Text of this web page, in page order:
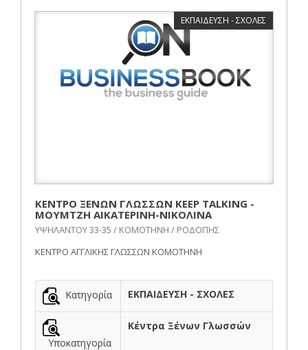
ΕΚΠΑΙΔΕΥΣΗ - ΣΧΟΛΕΣ
ΚΕΝΤΡΟ ΞΕΝΩΝ ΓΛΩΣΣΩΝ KEEP TALKING -
ΜΟΥΜΤΖΗ ΑΙΚΑΤΕΡΙΝΗ-ΝΙΚΟΛΙΝΑ
ΥΨΗΛΑΝΤΟΥ 33-35 / ΚΟΜΟΤΗΝΗ / ΡΟΔΟΠΗΣ
ΚΕΝΤΡΟ ΑΓΓΛΙΚΗΣ ΓΛΩΣΣΩΝ ΚΟΜΟΤΗΝΗ
Κατηγορία ΕΚΠΑΙΔΕΥΣΗ - ΣΧΟΛΕΣ
Υποκατηγορία
Κέντρα Ξένων Γλωσσών